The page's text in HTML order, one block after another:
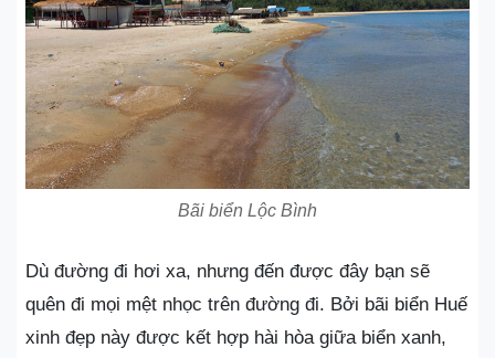
Bãi biển Lộc Bình
Dù đường đi hơi xa, nhưng đến được đây bạn sẽ
quên đi mọi mệt nhọc trên đường đi. Bởi bãi biển Huế
xinh đẹp này được kết hợp hài hòa giữa biển xanh,